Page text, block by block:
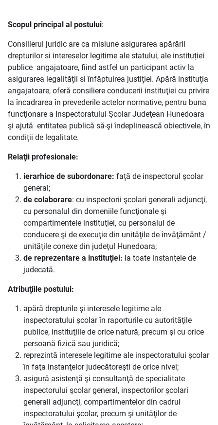
Scopul principal al postului:
Consilierul juridic are ca misiune asigurarea apărării
drepturilor si intereselor legitime ale statului, ale instituției
publice angajatoare, fiind astfel un participant activ la
asigurarea legalității si înfăptuirea justiției. Apără instituția
angajatoare, oferă consiliere conducerii instituţiei cu privire
la încadrarea în prevederile actelor normative, pentru buna
funcţionare a Inspectoratului Şcolar Judeţean Hunedoara
şi ajută entitatea publică să-şi îndeplinească obiectivele, în
condiţii de legalitate.
Relaţii profesionale:
ierarhice de subordonare: față de inspectorul şcolar
general;
de colaborare: cu inspectorii şcolari generali adjuncţi,
cu personalul din domeniile funcţionale şi
compartimentele instituţiei, cu personalul de
conducere şi de execuţie din unităţile de învăţământ /
unităţile conexe din judeţul Hunedoara;
de reprezentare a instituţiei: la toate instanţele de
judecată.
Atribuţiile postului:
apără drepturile şi interesele legitime ale
inspectoratului şcolar în raporturile cu autorităţile
publice, instituţiile de orice natură, precum şi cu orice
persoană fizică sau juridică;
reprezintă interesele legitime ale inspectoratului şcolar
în faţa instanţelor judecătoreşti de orice nivel;
asigură asistenţă şi consultanţă de specialitate
inspectorului şcolar general, inspectorilor şcolari
generali adjuncţi, compartimentelor din cadrul
inspectoratului şcolar, precum şi unităţilor de